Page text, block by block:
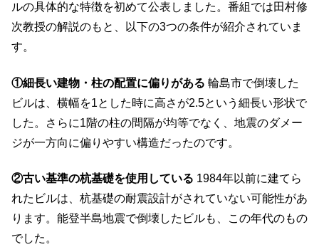
ルの具体的な特徴を初めて公表しました。番組では田村修
次教授の解説のもと、以下の3つの条件が紹介されていま
す。
①細長い建物・柱の配置に偏りがある 輪島市で倒壊した
ビルは、横幅を1とした時に高さが2.5という細長い形状で
した。さらに1階の柱の間隔が均等でなく、地震のダメー
ジが一方向に偏りやすい構造だったのです。
②古い基準の杭基礎を使用している 1984年以前に建てら
れたビルは、杭基礎の耐震設計がされていない可能性があ
ります。能登半島地震で倒壊したビルも、この年代のもの
でした。